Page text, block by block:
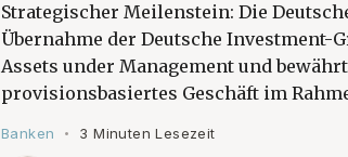
Strategischer Meilenstein: Die
Übernahme der Deutsche
Assets under Management und
provisionsbasiertes Geschäft im
Banken • 3 Minuten Lesezeit